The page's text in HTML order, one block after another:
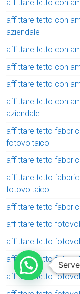
affittare tetto con
affittare tetto con
aziendale
affittare tetto con
affittare tetto con
affittare tetto con
affittare tetto con
aziendale
affittare tetto
fotovoltaico
affittare tetto
affittare tetto
fotovoltaico
affittare tetto
affittare tetto
affittare tetto
affittare tetto
affittare tetto